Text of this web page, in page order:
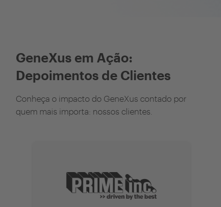
GeneXus em Ação:
Depoimentos de Clientes
Conheça o impacto do GeneXus contado por
quem mais importa: nossos clientes.